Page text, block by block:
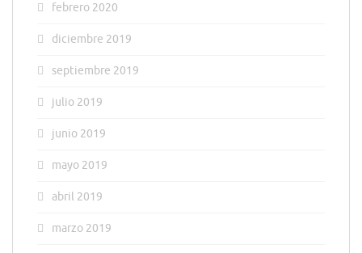
febrero 2020
diciembre 2019
septiembre 2019
julio 2019
junio 2019
mayo 2019
abril 2019
marzo 2019